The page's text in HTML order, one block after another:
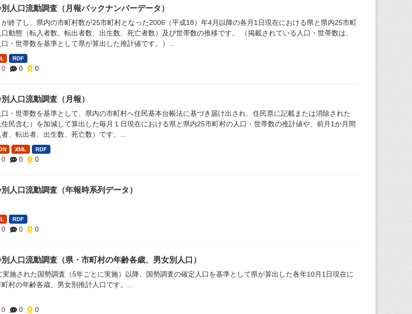
別人口流動調査（月報バックナンバーデータ）
が終了し、県内の市町村数が25市町村となった2006（平成18）年4月以降の各月1日現在における県と県内25市町
動態（転入者数、転出者数、出生数、死亡者数）及び世帯数の推移です。 （掲載されている人口・世帯数は、
・世帯数を基準として県が算出した推計値です。）...
RDF
0 0 0
人口流動調査（月報）
・世帯数を基準として、県内の市町村へ住民基本台帳法に基づき届け出され、住民票に記載または消除された
民含む）を加減して算出した毎月１日現在における県と県内25市町村の人口・世帯数の推計値や、前月1か月間
、転出者、出生数、死亡数）です。...
XML RDF
0 0 0
別人口流動調査（年報時系列データ）
RDF
0 0 0
別人口流動調査（県・市町村の年齢各歳、男女別人口）
施された国勢調査（5年ごとに実施）以降、国勢調査の確定人口を基準として県が算出した各年10月1日現在に
村の年齢各歳、男女別推計人口です。...
0 0 0